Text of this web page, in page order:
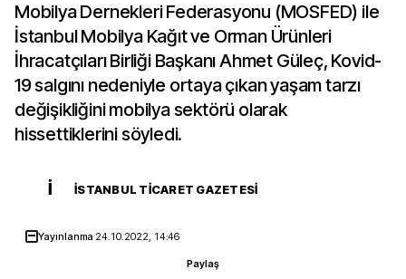
Mobilya Dernekleri Federasyonu (MOSFED) ile
İstanbul Mobilya Kağıt ve Orman Ürünleri
İhracatçıları Birliği Başkanı Ahmet Güleç, Kovid-
19 salgını nedeniyle ortaya çıkan yaşam tarzı
değişikliğini mobilya sektörü olarak
hissettiklerini söyledi.
İ İSTANBUL TICARET GAZETESI
Yayınlanma 24.10.2022, 14:46
Paylaş